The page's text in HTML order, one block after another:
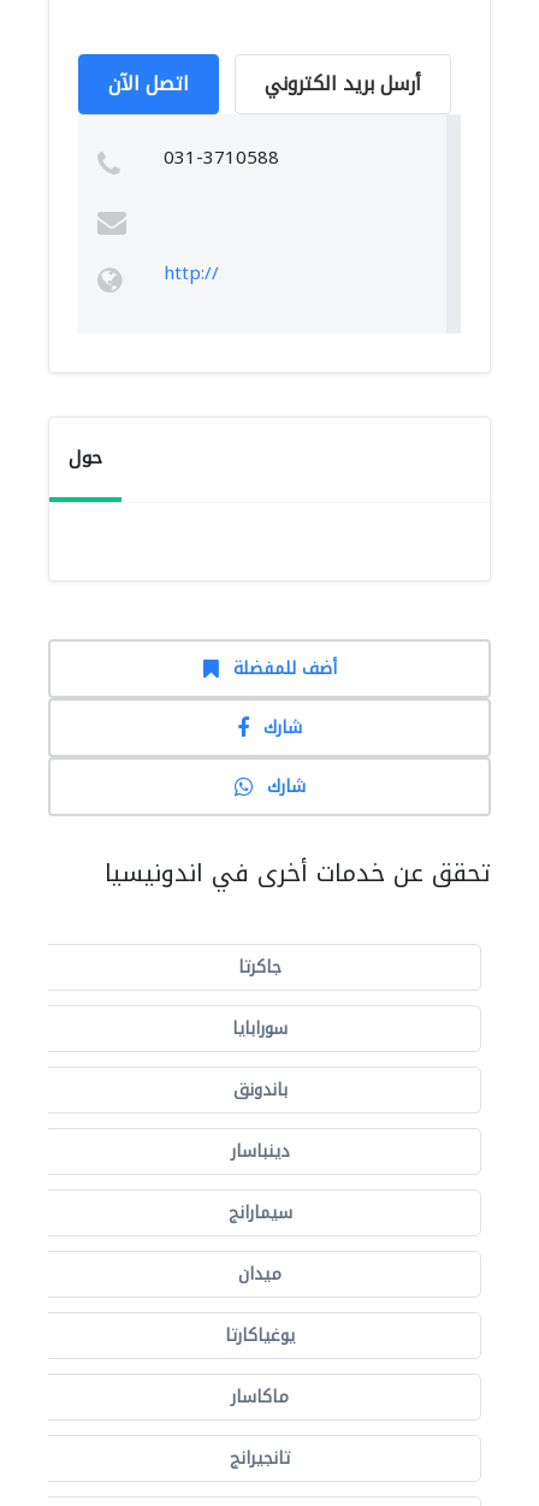
اتصل الآن أرسل بريد الكتروني
031-3710588
http://
حول
أضف للمفضلة
شارك
شارك
تحقق عن خدمات أخرى في اندونيسيا
جاكرتا
سورابايا
باندونق
دينباسار
سيمارانج
ميدان
يوغياكارتا
ماكاسار
تانجيرانج